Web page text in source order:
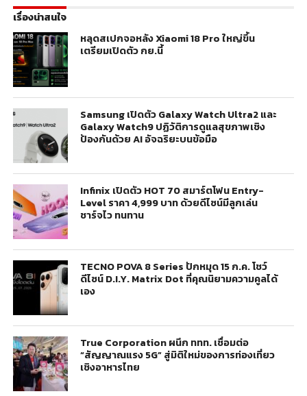
เรื่องน่าสนใจ
หลุดสเปกจอหลัง Xiaomi 18 Pro ใหญ่ขึ้น
เตรียมเปิดตัว กย.นี้
Samsung เปิดตัว Galaxy Watch Ultra2 และ
Galaxy Watch9 ปฏิวัติการดูแลสุขภาพเชิง
ป้องกันด้วย AI อัจฉริยะบนข้อมือ
Infinix เปิดตัว HOT 70 สมาร์ตโฟน Entry-
Level ราคา 4,999 บาท ด้วยดีไซน์มีลูกเล่น
ชาร์จไว ทนทาน
TECNO POVA 8 Series ปักหมุด 15 ก.ค. โชว์
ดีไซน์ D.I.Y. Matrix Dot ที่คุณนิยามความคูลได้
เอง
True Corporation ผนึก ททท. เชื่อมต่อ
“สัญญาณแรง 5G” สู่มิติใหม่ของการท่องเที่ยว
เชิงอาหารไทย